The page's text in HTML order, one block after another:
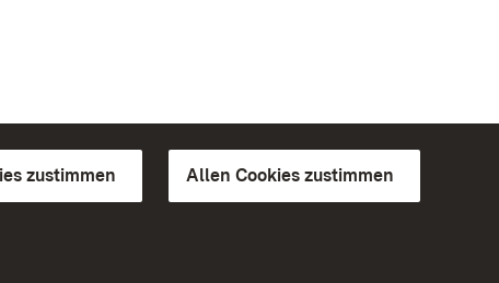
zustimmen Allen Cookies zustimmen